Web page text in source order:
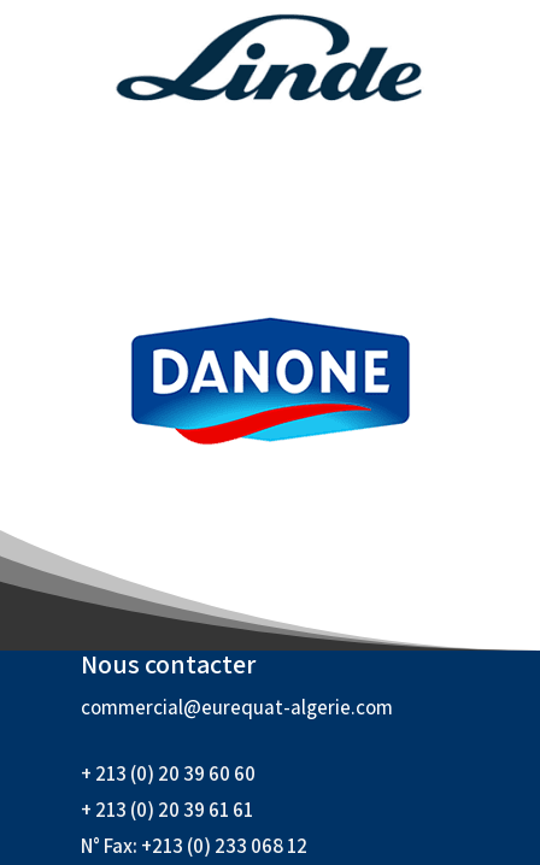
Nous contacter
commercial@eurequat-algerie.com
+ 213 (0) 20 39 60 60
+ 213 (0) 20 39 61 61
N° Fax: +213 (0) 233 068 12